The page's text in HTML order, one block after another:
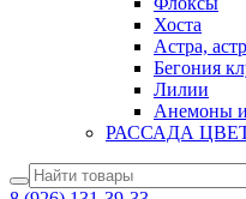
Хоста
Астра,
Бегония
Лилии
Анемоны
РАССАДА